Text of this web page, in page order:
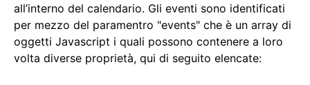
all’interno del calendario. Gli eventi sono identificati
per mezzo del paramentro "events" che è un array di
oggetti Javascript i quali possono contenere a loro
volta diverse proprietà, qui di seguito elencate: